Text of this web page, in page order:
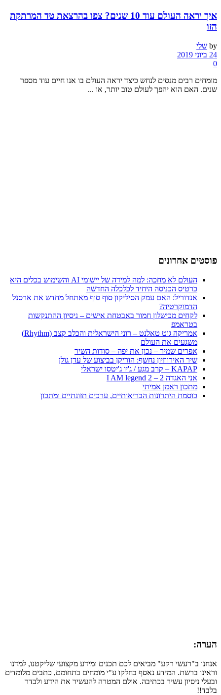
איך יראה העולם עוד 10 שנים? צפו בהרצאת טד המרתקת
הזו
by שלי
24 ביוני 2019
0
מומחים רבים מנסים לנחש כיצד יראה העולם בו אנו חיים עוד מספר
שנים. האם הוא יהפך לעולם טוב יותר, או ...
פוסטים אחרונים
העולם לא מחכה: למה למידה של יישומי AI והשימוש בכלים היא
כרטיס הכניסה היחיד לכלכלה החדשה
אנדוריל: האם עמק הסיליקון סוף סוף מאתחל מחדש את ארסנל
הדמוקרטיה?
לקחים מכישלון חמור באבטחת אישים – ניסיון ההתנקשות
בטראמפ
אמריקה גוט טאלנט – רוני הישראלית והכלב קצב (Rhythm)
משגעים את העולם
אפרים שמיר – נכון את יפה – סודות השיר
שיר האירווזיון נחשף: הוריקן בביצוע של עדן גולן
KAPAP – קרב מגע / ג'יו ג'יטסו ישראלי
אני האגדה 2 – I AM legend 2
מתכון ראמן אמיתי
כוסמת היתרונות הבריאותיים, ערכים תזונתיים ומתכון
הערה:
אנחנו ב"רעשי רקע" מביאים לכם תכנים ומידע מקצועי שליקטנו, למדנו
וראינו ברשת. המידע נאסף בחלקו ע"י מומחים בתחומם, כתבים מלומדים
ובעלי ניסיון עשיר בכתיבה. אולם המטרה להעשיר את הידע ולבדר
בלבד!!